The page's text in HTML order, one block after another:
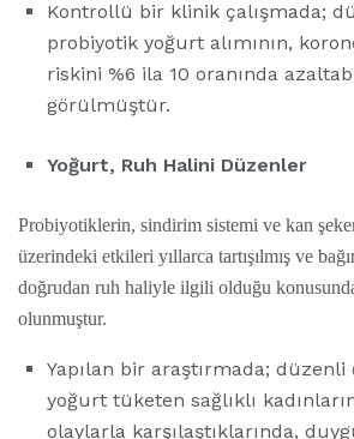
Kontrollü bir klinik çalışmada;
probiyotik yoğurt alımının,
riskini %6 ila 10 oranında
görülmüştür.
Yoğurt, Ruh Halini Düzenler
Probiyotiklerin, sindirim sistemi ve kan
üzerindeki etkileri yıllarca tartışılmış ve
doğrudan ruh haliyle ilgili olduğu
olunmuştur.
Yapılan bir araştırmada;
yoğurt tüketen sağlıklı
olaylarla karşılaştıklarında,